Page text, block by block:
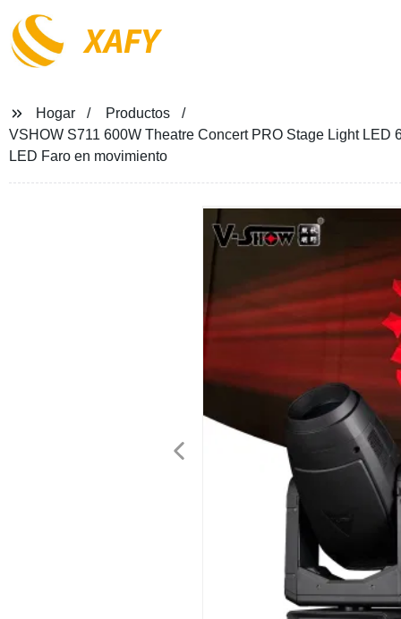
XAFY
Hogar
Productos
VSHOW S711 600W Theatre Concert PRO Stage Light
LED Faro en movimiento